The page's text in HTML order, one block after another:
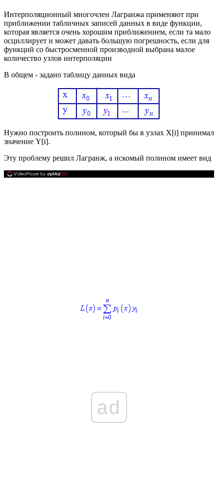
Интерполяционный многочлен Лагранжа применяют при
приближении табличных записей данных в виде функции,
которая является очень хорошим приближением, если та мало
осциллирует и может давать большую погрешность, если для
функций со быстросменной производной выбрана малое
количество узлов интерполяции
В общем - задано таблицу данных вида
Нужно построить полином, который бы в узлах Х[i] принимал
значение Y[i].
Эту проблему решил Лагранж, а искомый полином имеет вид
ad